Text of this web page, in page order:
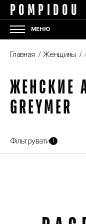
POMPIDOU
МЕНЮ
Главная / Женщины /
ЖЕНСКИЕ
GREYMER
Фільтрувати 1
Распродажа